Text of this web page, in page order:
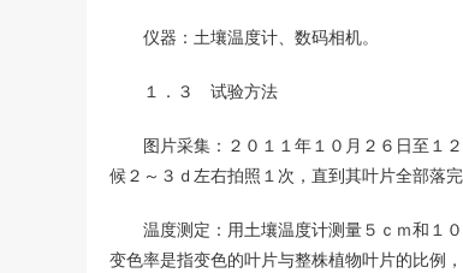
仪器：土壤温度计、数码相机。
１．３ 试验方法
图片采集：２０１１年１０月２６日至１
候２～３ｄ左右拍照１次，直到其叶片全部落完
温度测定：用土壤温度计测量５ｃｍ和１
变色率是指变色的叶片与整株植物叶片的比例